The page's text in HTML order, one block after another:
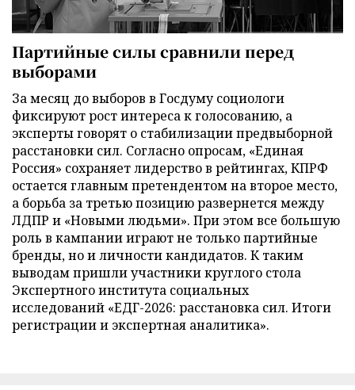
Партийные силы сравнили перед
выборами
За месяц до выборов в Госдуму социологи
фиксируют рост интереса к голосованию, а
эксперты говорят о стабилизации предвыборной
расстановки сил. Согласно опросам, «Единая
Россия» сохраняет лидерство в рейтингах, КПРФ
остается главным претендентом на второе место,
а борьба за третью позицию развернется между
ЛДПР и «Новыми людьми». При этом все большую
роль в кампании играют не только партийные
бренды, но и личности кандидатов. К таким
выводам пришли участники круглого стола
Экспертного института социальных
исследований «ЕДГ-2026: расстановка сил. Итоги
регистрации и экспертная аналитика».